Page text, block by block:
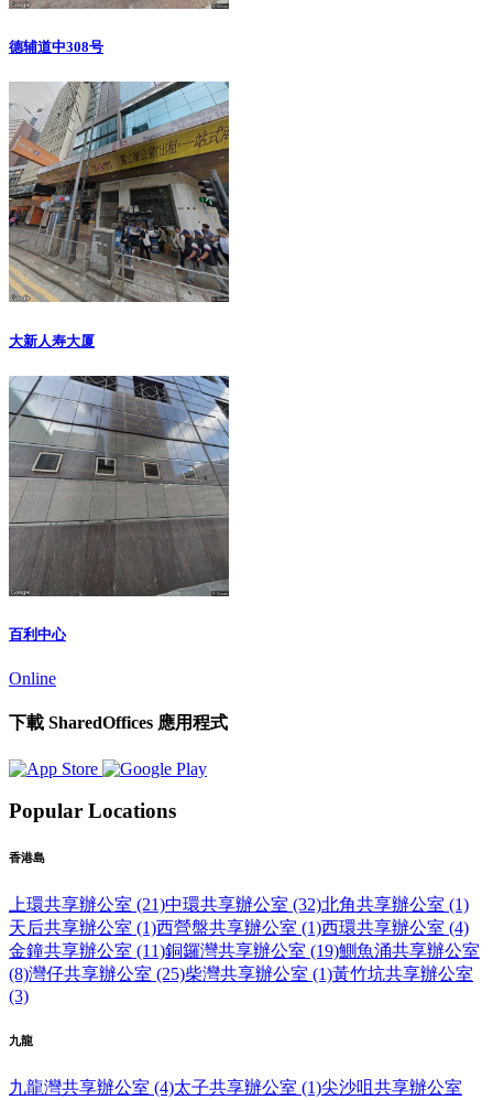
德辅道中308号
大新人寿大厦
百利中心
Online
下載 SharedOffices 應用程式
Popular Locations
香港島
上環共享辦公室 (21)中環共享辦公室 (32)北角共享辦公室 (1)
天后共享辦公室 (1)西營盤共享辦公室 (1)西環共享辦公室 (4)
金鐘共享辦公室 (11)銅鑼灣共享辦公室 (19)鰂魚涌共享辦公室
(8)灣仔共享辦公室 (25)柴灣共享辦公室 (1)黃竹坑共享辦公室
(3)
九龍
九龍灣共享辦公室 (4)太子共享辦公室 (1)尖沙咀共享辦公室